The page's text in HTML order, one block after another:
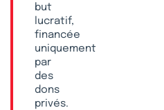
but
lucratif,
financée
uniquement
par
des
dons
privés.